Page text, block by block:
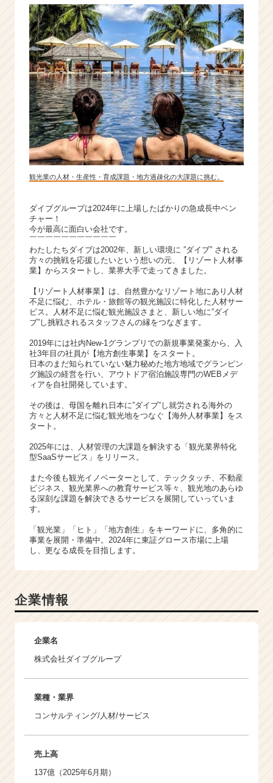
観光業の人材・生産性・育成課題・地方過疎化の大課題に挑む。
ダイブグループは2024年に上場したばかりの急成長中ベン
チャー！
今が最高に面白い会社です。
￣￣￣￣￣￣￣￣￣￣￣
わたしたちダイブは2002年、新しい環境に ”ダイブ” される
方々の挑戦を応援したいという想いの元、【リゾート人材事
業】からスタートし、業界大手で走ってきました。
【リゾート人材事業】は、自然豊かなリゾート地にあり人材
不足に悩む、ホテル・旅館等の観光施設に特化した人材サー
ビス。人材不足に悩む観光施設さまと、新しい地に”ダイ
ブ”し挑戦されるスタッフさんの縁をつなぎます。
2019年には社内New-1グランプリでの新規事業発案から、入
社3年目の社員が【地方創生事業】をスタート。
日本のまだ知られていない魅力秘めた地方地域でグランピン
グ施設の経営を行い、アウトドア宿泊施設専門のWEBメデ
ィアを自社開発しています。
その後は、母国を離れ日本に”ダイブ”し就労される海外の
方々と人材不足に悩む観光地をつなぐ【海外人材事業】をス
タート。
2025年には、人材管理の大課題を解決する「観光業界特化
型SaaSサービス」をリリース。
また今後も観光イノベーターとして、テックタッチ、不動産
ビジネス、観光業界への教育サービス等々、観光地のあらゆ
る深刻な課題を解決できるサービスを展開していっていま
す。
「観光業」「ヒト」「地方創生」をキーワードに、多角的に
事業を展開・準備中。2024年に東証グロース市場に上場
し、更なる成長を目指します。
企業情報
企業名
株式会社ダイブグループ
業種・業界
コンサルティング/人材/サービス
売上高
137億（2025年6月期）